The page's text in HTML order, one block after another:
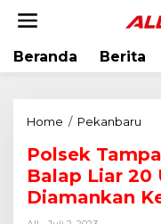
Beranda Berita
Home / Pekanbaru
l
s
e
Polsek
Balap Liar 20
Diamankan